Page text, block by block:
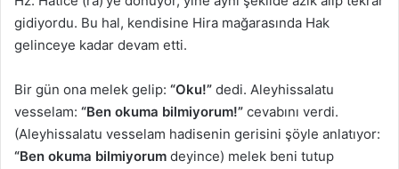
gidiyordu. Bu hal, kendisine Hira mağarasında Hak
gelinceye kadar devam etti.
Bir gün ona melek gelip: “Oku!” dedi. Aleyhissalatu
vesselam: “Ben okuma bilmiyorum!” cevabını verdi.
(Aleyhissalatu vesselam hadisenin gerisini şöyle anlatıyor:
“Ben okuma bilmiyorum deyince) melek beni tutup